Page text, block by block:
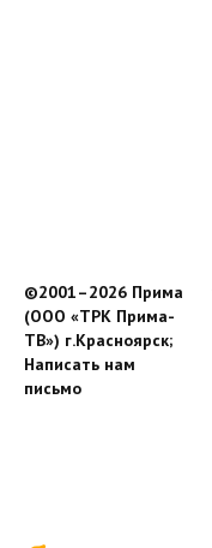
©2001–2026 Прима
(ООО «ТРК Прима-
ТВ») г.Красноярск;
Написать нам
письмо